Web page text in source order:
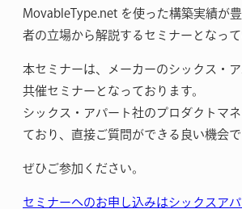
MovableType.net を使った構築実績が
者の立場から解説するセミナーとなって
本セミナーは、メーカーのシックス・
共催セミナーとなっております。
シックス・アパート社のプロダクトマ
ており、直接ご質問ができる良い機会で
ぜひご参加ください。
セミナーへのお申し込みはシックスア